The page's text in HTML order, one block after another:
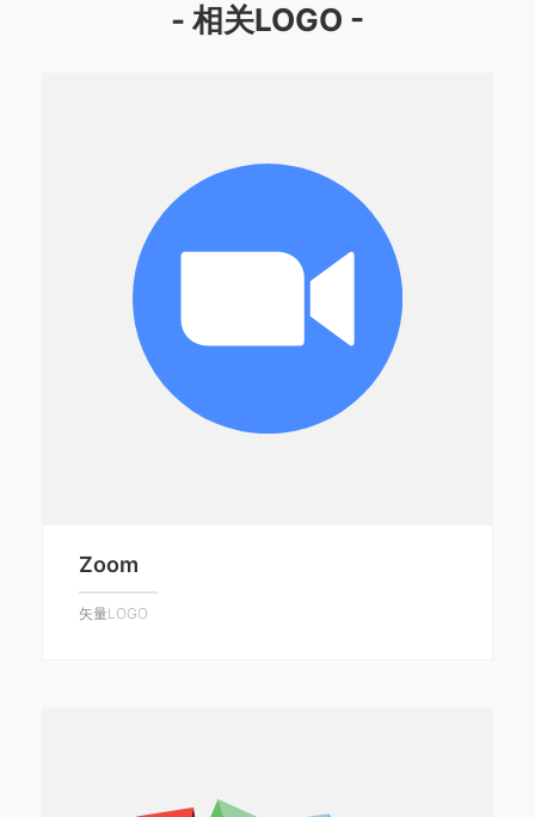
- 相关LOGO -
Zoom
矢量LOGO